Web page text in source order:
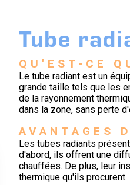
Tube
QU'EST-CE
Le tube radiant est un
grande taille tels que les
de la rayonnement
dans la zone, sans perte
AVANTAGES
Les tubes radiants
d'abord, ils offrent une
chauffées. De plus, leur
thermique qu'ils procurent.